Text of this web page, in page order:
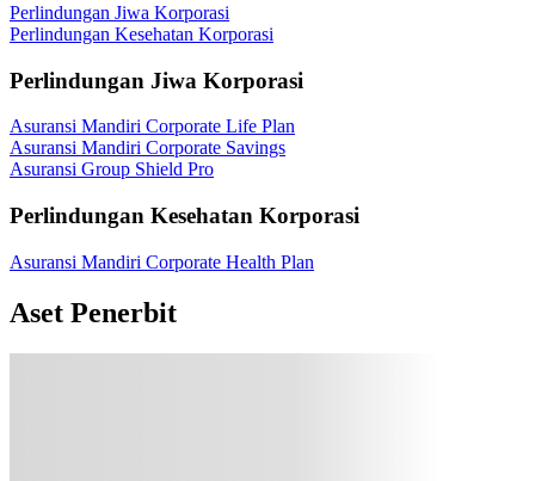
Perlindungan Jiwa Korporasi
Perlindungan Kesehatan Korporasi
Perlindungan Jiwa Korporasi
Asuransi Mandiri Corporate Life Plan
Asuransi Mandiri Corporate Savings
Asuransi Group Shield Pro
Perlindungan Kesehatan Korporasi
Asuransi Mandiri Corporate Health Plan
Aset Penerbit